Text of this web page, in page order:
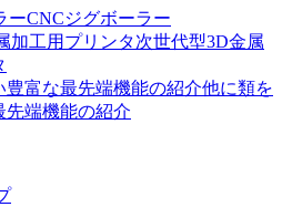
ーCNCジグボーラー
加工用プリンタ次世代型3D金属
豊富な最先端機能の紹介他に類を
先端機能の紹介